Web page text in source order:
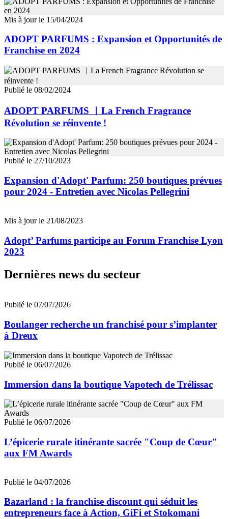
Mis à jour le 15/04/2024
ADOPT PARFUMS : Expansion et Opportunités de
Franchise en 2024
Publié le 08/02/2024
ADOPT PARFUMS ︱La French Fragrance
Révolution se réinvente !
Publié le 27/10/2023
Expansion d'Adopt' Parfum: 250 boutiques prévues
pour 2024 - Entretien avec Nicolas Pellegrini
Mis à jour le 21/08/2023
Adopt’ Parfums participe au Forum Franchise Lyon
2023
Dernières news du secteur
Publié le 07/07/2026
Boulanger recherche un franchisé pour s’implanter
à Dreux
Publié le 06/07/2026
Immersion dans la boutique Vapotech de Trélissac
Publié le 06/07/2026
L’épicerie rurale itinérante sacrée "Coup de Cœur"
aux FM Awards
Publié le 04/07/2026
Bazarland : la franchise discount qui séduit les
entrepreneurs face à Action, GiFi et Stokomani